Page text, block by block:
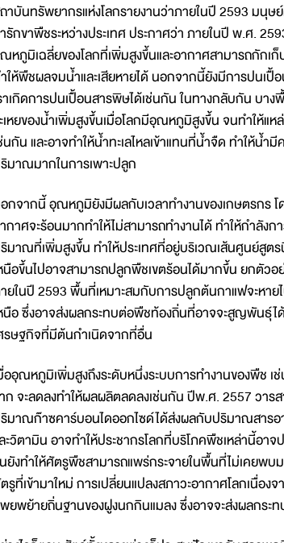
าบันทรัพยากรแห่งโลกรายงานว่าภายในปี 2593 มนุ
รักขาพืชระหว่างประเทศ ประกาศว่า ภายในปี พ.ศ.
หภูมิเฉลี่ยของโลกที่เพิ่มสูงขึ้นและอากาศสามารถกัก
ให้พืชผลจมน้ำและเสียหายได้ นอกจากนี้ยังมีการปนเ
าเกิดการปนเปื้อนสารพิษได้เช่นกัน ในทางกลับกัน บา
เหยของน้ำเพิ่มสูงขึ้นเมื่อโลกมีอุณหภูมิสูงขึ้น จนทำให้แ
นกัน และอาจทำให้น้ำทะเลไหลเข้าแทนที่น้ำจืด ทำให้
มาณมากในการเพาะปลูก
กจากนี้ อุณหภูมิยังมีผลกับเวลาทำงานของเกษตรกร
กาศจะร้อนมากทำให้ไม่สามารถทำงานได้ ทำให้กำลั
มาณที่เพิ่มสูงขึ้น ทำให้ประเทศที่อยู่บริเวณเส้นศูนย์สู
นือขึ้นไปอาจสามารถปลูกพืชเขตร้อนได้มากขึ้น ยกตัว
ยในปี 2593 พื้นที่เหมาะสมกับการปลูกต้นกาแฟจะหา
นือ ซึ่งอาจส่งผลกระทบต่อพืชท้องถิ่นที่อาจจะสูญพันธุ์
รษฐกิจที่มีต้นกำเนิดจากที่อื่น
ออุณหภูมิเพิ่มสูงถึงระดับหนึ่งระบบการทำงานของพืช
ก จะลดลงทำให้ผลผลิตลดลงเช่นกัน ปีพ.ศ. 2557 วา
มาณก๊าซคาร์บอนไดออกไซด์ได้ส่งผลกับปริมาณสารอ
ะวิตามิน อาจทำให้ประชากรโลกที่บริโภคพืชเหล่านี้อ
ยังทำให้ศัตรูพืชสามารถแพร่กระจายในพื้นที่ไม่เคย
รูที่เข้ามาใหม่ การเปลี่ยนแปลงสภาวะอากาศโลกเนื่อ
ยพย้ายถิ่นฐานของฝูงนกกินแมลง ซึ่งอาจจะส่งผลกระ